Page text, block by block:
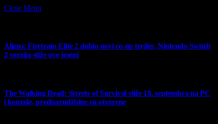
Close Menu
Aliens: Fireteam Elite 2 dobio novi co-op trejler, Nintendo Switch
2 verzija stiže ove jeseni
The Walking Dead: Streets of Survival stiže 18. septembra na PC
i konzole, prednarudžbine su otvorene